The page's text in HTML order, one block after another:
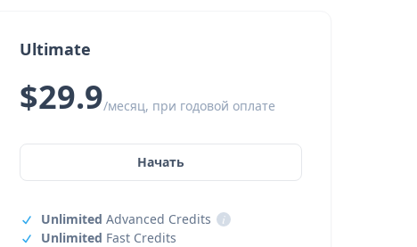
Ultimate
$29.9/месяц, при годовой оплате
Начать
Unlimited Advanced Credits
i
Unlimited Fast Credits